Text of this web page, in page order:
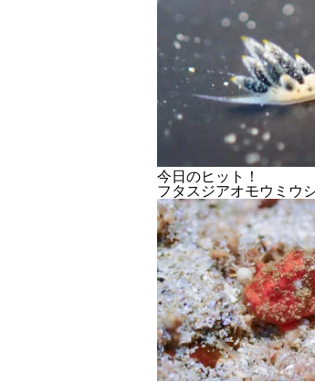
今日のヒット！
フタスジアオモウミウ